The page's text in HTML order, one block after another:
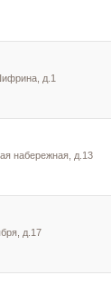
д.1
набережная, д.13
д.17